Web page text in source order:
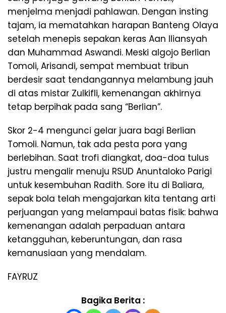
menjelma menjadi pahlawan. Dengan insting
tajam, ia mematahkan harapan Banteng Olaya
setelah menepis sepakan keras Aan Iliansyah
dan Muhammad Aswandi. Meski algojo Berlian
Tomoli, Arisandi, sempat membuat tribun
berdesir saat tendangannya melambung jauh
di atas mistar Zulkifli, kemenangan akhirnya
tetap berpihak pada sang “Berlian”.
​Skor 2-4 mengunci gelar juara bagi Berlian
Tomoli. Namun, tak ada pesta pora yang
berlebihan. Saat trofi diangkat, doa-doa tulus
justru mengalir menuju RSUD Anuntaloko Parigi
untuk kesembuhan Radith. Sore itu di Baliara,
sepak bola telah mengajarkan kita tentang arti
perjuangan yang melampaui batas fisik: bahwa
kemenangan adalah perpaduan antara
ketangguhan, keberuntungan, dan rasa
kemanusiaan yang mendalam.
FAYRUZ
Bagika Berita :